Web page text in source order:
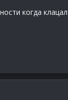
когда